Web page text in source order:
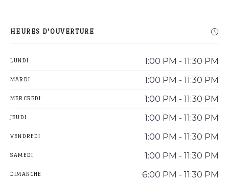
HEURES D'OUVERTURE
LUNDI 1:00 PM - 11:30 PM
MARDI 1:00 PM - 11:30 PM
MERCREDI 1:00 PM - 11:30 PM
JEUDI 1:00 PM - 11:30 PM
VENDREDI 1:00 PM - 11:30 PM
SAMEDI 1:00 PM - 11:30 PM
DIMANCHE 6:00 PM - 11:30 PM